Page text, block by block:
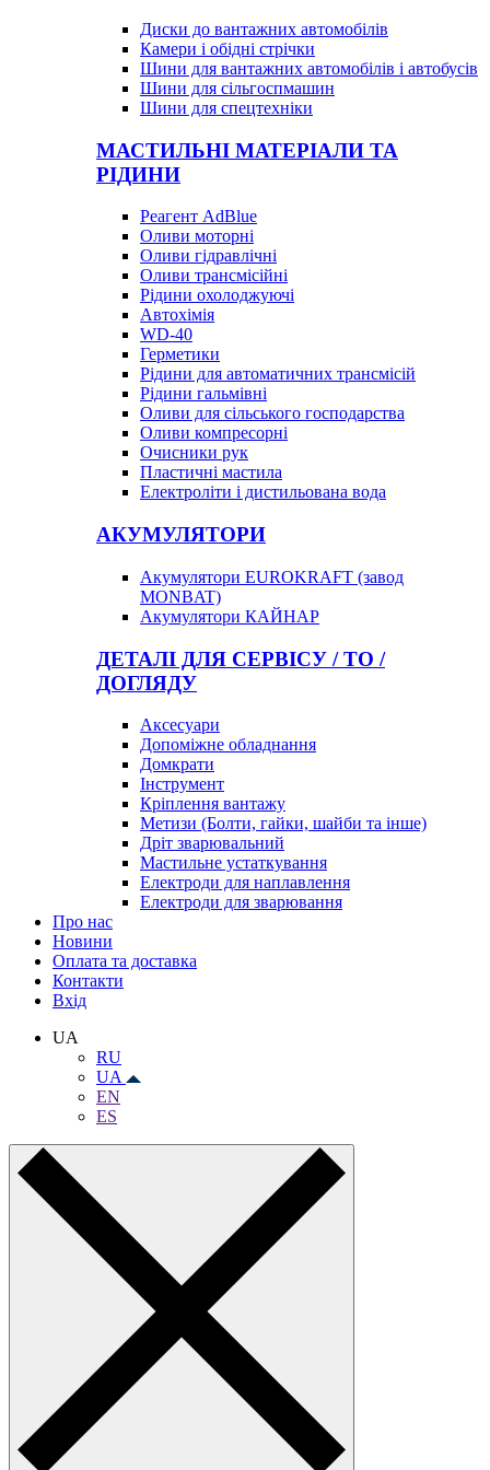
Диски до вантажних автомобілів
Камери і обідні стрічки
Шини для вантажних автомобілів і автобусів
Шини для сільгоспмашин
Шини для спецтехніки
МАСТИЛЬНІ МАТЕРІАЛИ ТА
РІДИНИ
Реагент AdBlue
Оливи моторні
Оливи гідравлічні
Оливи трансмісійні
Рідини охолоджуючі
Автохімія
WD-40
Герметики
Рідини для автоматичних трансмісій
Рідини гальмівні
Оливи для сільського господарства
Оливи компресорні
Очисники рук
Пластичні мастила
Електроліти і дистильована вода
АКУМУЛЯТОРИ
Акумулятори EUROKRAFT (завод
MONBAT)
Акумулятори КАЙНАР
ДЕТАЛІ ДЛЯ СЕРВІСУ / ТО /
ДОГЛЯДУ
Аксесуари
Допоміжне обладнання
Домкрати
Інструмент
Кріплення вантажу
Метизи (Болти, гайки, шайби та інше)
Дріт зварювальний
Мастильне устаткування
Електроди для наплавлення
Електроди для зварювання
Про нас
Новини
Оплата та доставка
Контакти
Вхiд
UA
RU
UA
EN
ES